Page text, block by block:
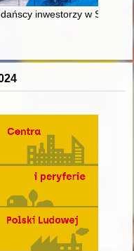
Ślązakainwestorzy w